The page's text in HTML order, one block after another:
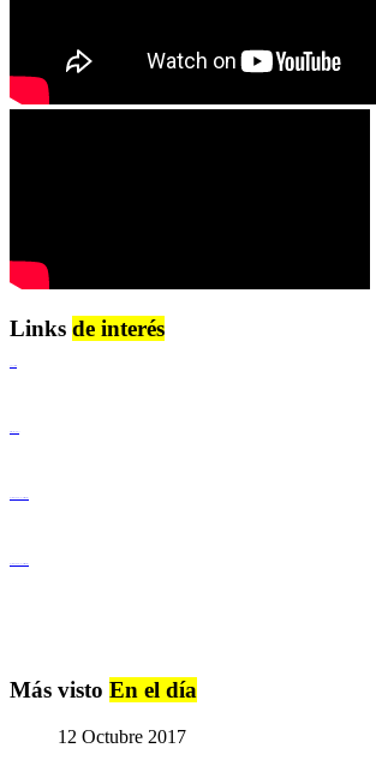
Links de interés
Más visto En el día
12 Octubre 2017